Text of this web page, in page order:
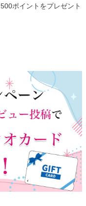
ポイントをプレゼント